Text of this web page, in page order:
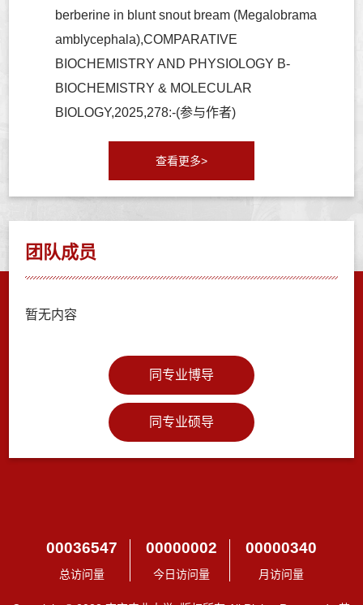
berberine in blunt snout bream (Megalobrama
amblycephala),COMPARATIVE
BIOCHEMISTRY AND PHYSIOLOGY B-
BIOCHEMISTRY & MOLECULAR
BIOLOGY,2025,278:-(参与作者)
查看更多>
团队成员
暂无内容
同专业博导
同专业硕导
00036547
总访问量
00000002
今日访问量
00000340
月访问量